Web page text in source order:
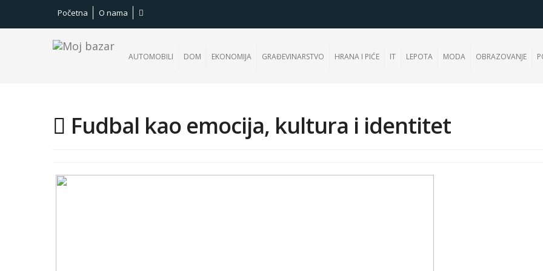
Početna O nama
AUTOMOBILI DOM EKONOMIJA GRAĐEVINARSTVO HRANA I PIĆE IT LEPOTA MODA OBRAZOVANJE
Fudbal kao emocija, kultura i identitet